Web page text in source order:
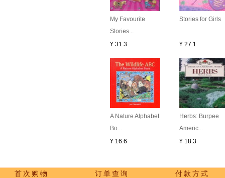
My Favourite
Stories...
¥ 31.3
Stories for Girls
¥ 27.1
A Nature Alphabet
Bo...
¥ 16.6
Herbs: Burpee
Americ...
¥ 18.3
首次购物 订单查询 付款方式